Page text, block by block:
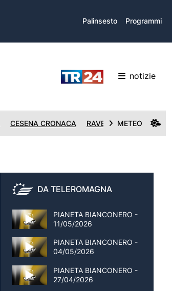
Palinsesto Programmi
notizie
CESENA CRONACA RAVENNA CRONACA
METEO
DA TELEROMAGNA
PIANETA BIANCONERO -
11/05/2026
PIANETA BIANCONERO -
04/05/2026
PIANETA BIANCONERO -
27/04/2026